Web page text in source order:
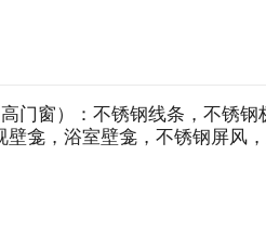
门窗）：不锈钢线条，不锈
龛，浴室壁龛，不锈钢屏风